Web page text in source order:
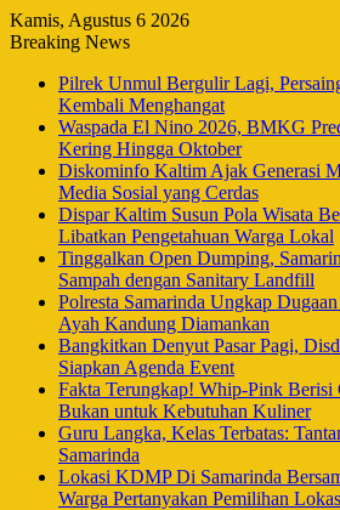
Kamis, Agustus 6 2026
Breaking News
Pilrek Unmul Bergulir Lagi,
Kembali Menghangat
Waspada El Nino 2026, BMKG
Kering Hingga Oktober
Diskominfo Kaltim Ajak Generasi
Media Sosial yang Cerdas
Dispar Kaltim Susun Pola Wisata
Libatkan Pengetahuan Warga Lokal
Tinggalkan Open Dumping,
Sampah dengan Sanitary Landfill
Polresta Samarinda Ungkap
Ayah Kandung Diamankan
Bangkitkan Denyut Pasar Pagi,
Siapkan Agenda Event
Fakta Terungkap! Whip-Pink Berisi
Bukan untuk Kebutuhan Kuliner
Guru Langka, Kelas Terbatas:
Samarinda
Lokasi KDMP Di Samarinda
Warga Pertanyakan Pemilihan